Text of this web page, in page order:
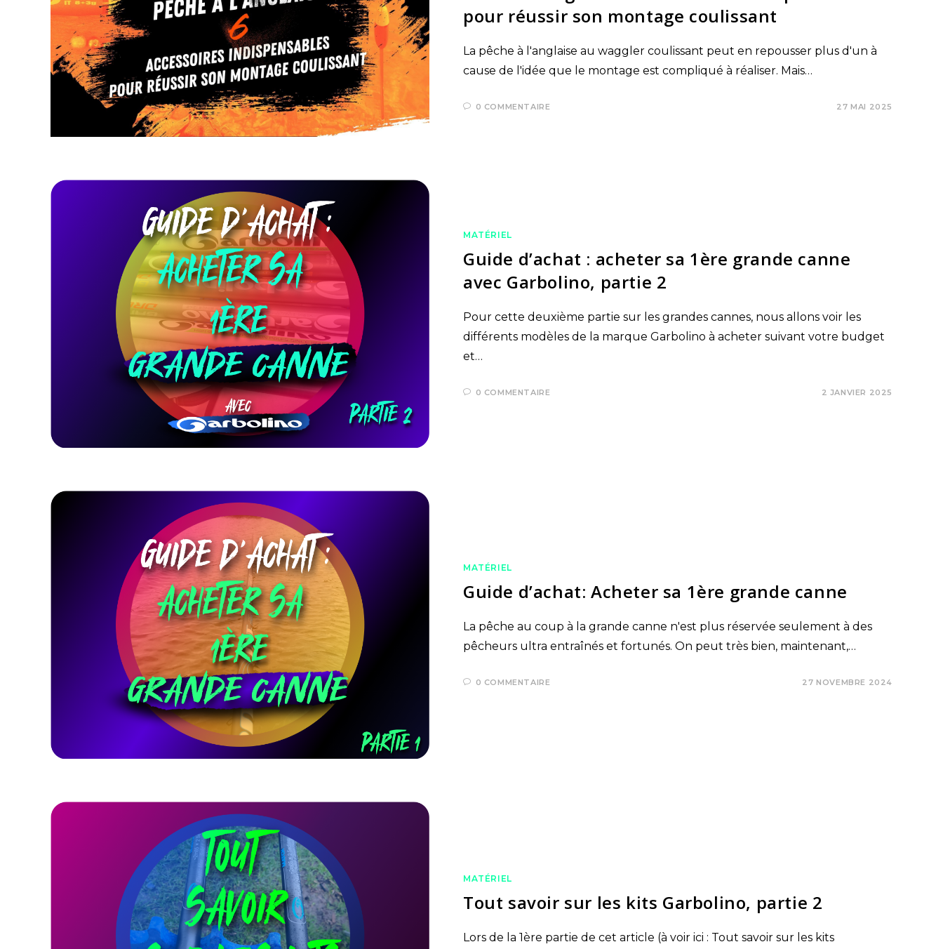
pour réussir son montage coulissant
La pêche à l'anglaise au waggler coulissant peut en repousser plus d'un à
cause de l'idée que le montage est compliqué à réaliser. Mais…
0 COMMENTAIRE 27 MAI 2025
MATÉRIEL
Guide d’achat : acheter sa 1ère grande canne
avec Garbolino, partie 2
Pour cette deuxième partie sur les grandes cannes, nous allons voir les
différents modèles de la marque Garbolino à acheter suivant votre budget
et…
0 COMMENTAIRE 2 JANVIER 2025
MATÉRIEL
Guide d’achat: Acheter sa 1ère grande canne
La pêche au coup à la grande canne n'est plus réservée seulement à des
pêcheurs ultra entraînés et fortunés. On peut très bien, maintenant,…
0 COMMENTAIRE 27 NOVEMBRE 2024
MATÉRIEL
Tout savoir sur les kits Garbolino, partie 2
Lors de la 1ère partie de cet article (à voir ici : Tout savoir sur les kits